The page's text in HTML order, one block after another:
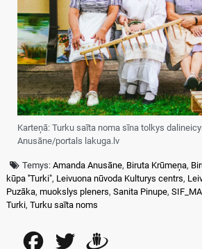
Karteņā: Turku saīta noma sīna tolkys
Anusāne/portals lakuga.lv
Temys:Amanda Anusāne, Biruta Krūmeņa,
kūpa ''Turki", Leivuona nūvoda Kulturys centrs,
Puzāka, muokslys pleners, Sanita Pinupe,
Turki, Turku saīta noms
FacebookTwitter